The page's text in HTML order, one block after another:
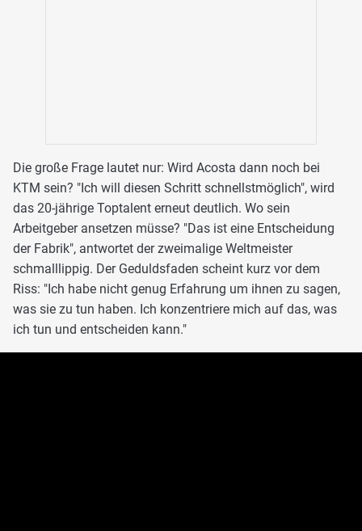
Die große Frage lautet nur: Wird Acosta dann noch bei
KTM sein? "Ich will diesen Schritt schnellstmöglich", wird
das 20-jährige Toptalent erneut deutlich. Wo sein
Arbeitgeber ansetzen müsse? "Das ist eine Entscheidung
der Fabrik", antwortet der zweimalige Weltmeister
schmalllippig. Der Geduldsfaden scheint kurz vor dem
Riss: "Ich habe nicht genug Erfahrung um ihnen zu sagen,
was sie zu tun haben. Ich konzentriere mich auf das, was
ich tun und entscheiden kann."